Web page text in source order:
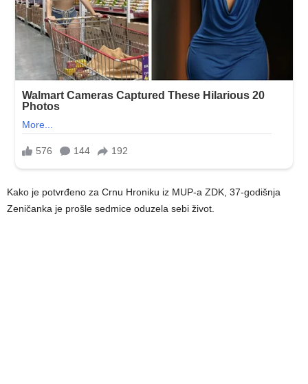
Kako je potvrđeno za Crnu Hroniku iz MUP-a ZDK, 37-godišnja
Zeničanka je prošle sedmice oduzela sebi život.